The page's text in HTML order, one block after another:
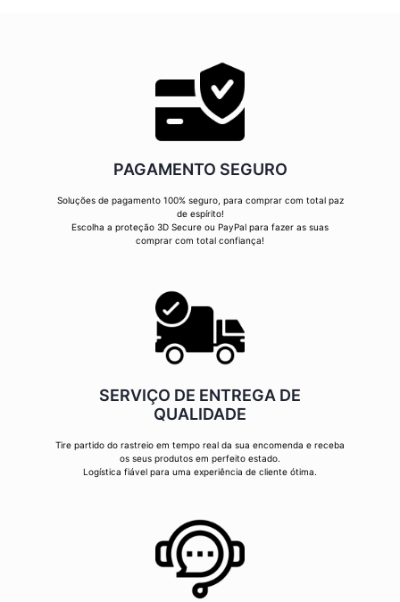
PAGAMENTO SEGURO
Soluções de pagamento 100% seguro, para comprar com total paz
de espírito!
Escolha a proteção 3D Secure ou PayPal para fazer as suas
comprar com total confiança!
SERVIÇO DE ENTREGA DE
QUALIDADE
Tire partido do rastreio em tempo real da sua encomenda e receba
os seus produtos em perfeito estado.
Logística fiável para uma experiência de cliente ótima.